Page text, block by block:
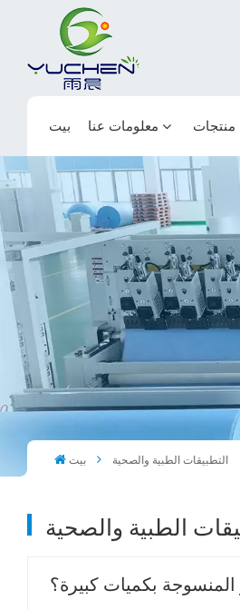
بيت معلومات عنا
بيت التطبيقات الطبية والصحية
الطبية والصحية
بكميات كبيرة؟